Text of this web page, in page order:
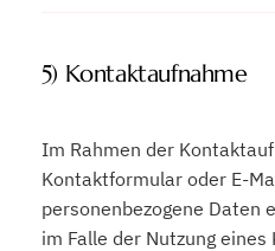
5) Kontaktaufnahme
Im Rahmen der
Kontaktformular oder E-
personenbezogene Daten
im Falle der Nutzung